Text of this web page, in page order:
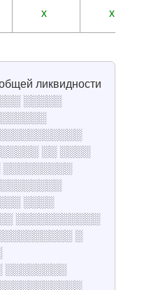
x x
ликвидности
░░░░░
░░ ░░░░
░░░░░░░░░
░░░░
░░░░░░░░░░░
░
░░░░░░░░